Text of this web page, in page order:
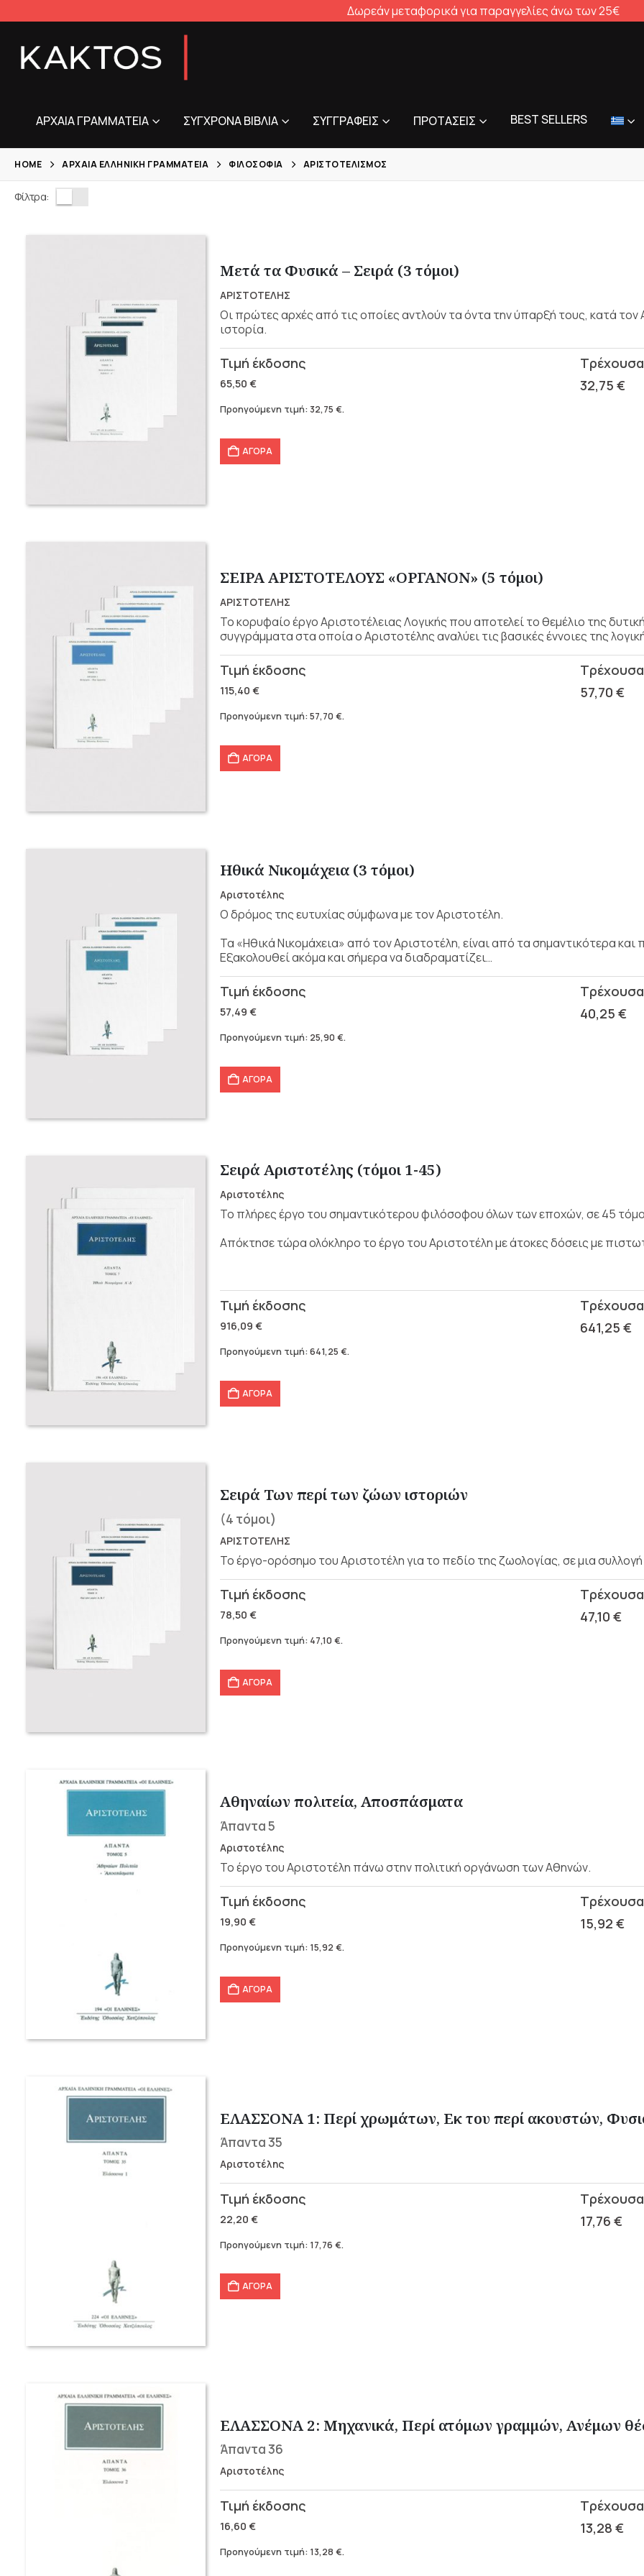
Δωρεάν μεταφορικά για παραγγελίες άνω των 25€
ΑΡΧΑΊΑ ΓΡΑΜΜΑΤΕΊΑ ΣΎΓΧΡΟΝΑ ΒΙΒΛΊΑ ΣΥΓΓΡΑΦΕΊΣ ΠΡΟΤΆΣΕΙΣ BEST SELLERS
HOME ΑΡΧΑΊΑ ΕΛΛΗΝΙΚΉ ΓΡΑΜΜΑΤΕΊΑ ΦΙΛΟΣΟΦΊΑ ΑΡΙΣΤΟΤΕΛΙΣΜΌΣ
Φίλτρα:
Μετά τα Φυσικά – Σειρά (3 τόμοι)
ΑΡΙΣΤΟΤΕΛΗΣ
Οι πρώτες αρχές από τις οποίες αντλούν τα όντα την ύπαρξή τους, κατά
ιστορία.
65,50 €
Original
price
was:
32,75 €
Η
τρέχουσα
τιμή
32,75 €.
Προηγούμενη τιμή: 32,75 €.
ΑΓΟΡΑ
ΣΕΙΡΑ ΑΡΙΣΤΟΤΕΛΟΥΣ «ΟΡΓΑΝΟΝ» (5 τόμοι)
ΑΡΙΣΤΟΤΕΛΗΣ
Το κορυφαίο έργο Αριστοτέλειας Λογικής που αποτελεί το θεμέλιο της
συγγράμματα στα οποία ο Αριστοτέλης αναλύει τις βασικές έννοιες της
115,40 €
Original
price
was:
57,70 €
Η
τρέχουσα
τιμή
57,70 €.
Προηγούμενη τιμή: 57,70 €.
ΑΓΟΡΑ
Ηθικά Νικομάχεια (3 τόμοι)
Αριστοτέλης
Ο δρόμος της ευτυχίας σύμφωνα με τον Αριστοτέλη.
Τα «Ηθικά Νικομάχεια» από τον Αριστοτέλη, είναι από τα σημαντικότερα
Εξακολουθεί ακόμα και σήμερα να διαδραματίζει…
57,49 €
Original
price
was:
40,25 €
Η
τρέχουσα
τιμή
40,25 €.
Προηγούμενη τιμή: 25,90 €.
ΑΓΟΡΑ
Σειρά Αριστοτέλης (τόμοι 1-45)
Αριστοτέλης
Το πλήρες έργο του σημαντικότερου φιλόσοφου όλων των εποχών, σε 45
Απόκτησε τώρα ολόκληρο το έργο του Αριστοτέλη με άτοκες δόσεις με
916,09 €
Original
price
was:
641,25 €
Η
τρέχουσα
τιμή
641,25 €.
Προηγούμενη τιμή: 641,25 €.
ΑΓΟΡΑ
Σειρά Των περί των ζώων ιστοριών
(4 τόμοι)
ΑΡΙΣΤΟΤΕΛΗΣ
Το έργο-ορόσημο του Αριστοτέλη για το πεδίο της ζωολογίας, σε μια
78,50 €
Original
price
was:
47,10 €
Η
τρέχουσα
τιμή
47,10 €.
Προηγούμενη τιμή: 47,10 €.
ΑΓΟΡΑ
Αθηναίων πολιτεία, Αποσπάσματα
Άπαντα 5
Αριστοτέλης
Το έργο του Αριστοτέλη πάνω στην πολιτική οργάνωση των Αθηνών.
19,90 €
Original
price
was:
15,92 €
Η
τρέχουσα
τιμή
15,92 €.
Προηγούμενη τιμή: 15,92 €.
ΑΓΟΡΑ
ΕΛΑΣΣΟΝΑ 1: Περί χρωμάτων, Εκ του περί ακουστών,
Άπαντα 35
Αριστοτέλης
22,20 €
Original
price
was:
17,76 €
Η
τρέχουσα
τιμή
17,76 €.
Προηγούμενη τιμή: 17,76 €.
ΑΓΟΡΑ
ΕΛΑΣΣΟΝΑ 2: Μηχανικά, Περί ατόμων γραμμών, Ανέμων
Άπαντα 36
Αριστοτέλης
16,60 €
Original
price
was:
13,28 €
Η
τρέχουσα
τιμή
Προηγούμενη τιμή: 13,28 €.